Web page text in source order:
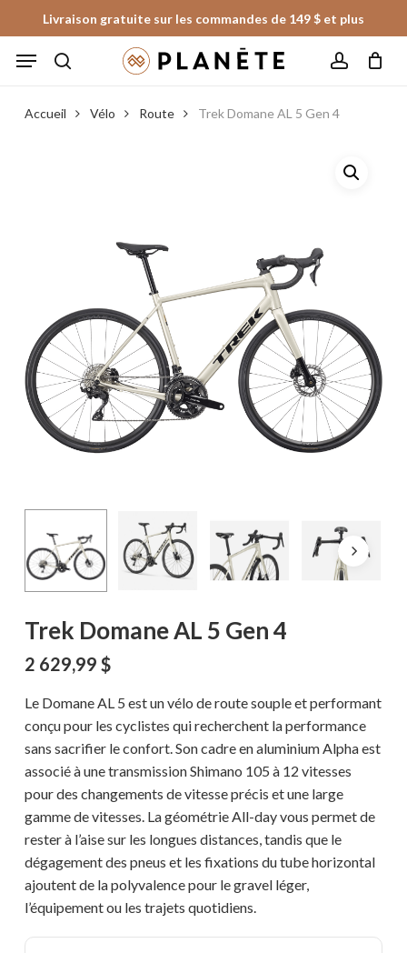
to
main
Livraison gratuite sur les commandes de 149 $ et plus
Menu
Fermer
le
panier
Accueil Vélo Route Trek Domane AL 5 Gen 4
Trek Domane AL 5 Gen 4
2 629,99 $
Le Domane AL 5 est un vélo de route souple et performant
conçu pour les cyclistes qui recherchent la performance
sans sacrifier le confort. Son cadre en aluminium Alpha est
associé à une transmission Shimano 105 à 12 vitesses
pour des changements de vitesse précis et une large
gamme de vitesses. La géométrie All-day vous permet de
rester à l’aise sur les longues distances, tandis que le
dégagement des pneus et les fixations du tube horizontal
ajoutent de la polyvalence pour le gravel léger,
l’équipement ou les trajets quotidiens.